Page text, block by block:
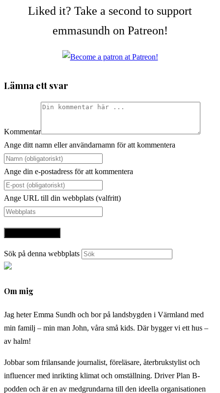
Liked it? Take a second to support
emmasundh on Patreon!
Lämna ett svar
Kommentar
Ange ditt namn eller användarnamn för att kommentera
Ange din e-postadress för att kommentera
Ange URL till din webbplats (valfritt)
Sök på denna webbplats
Om mig
Jag heter Emma Sundh och bor på landsbygden i Värmland med
min familj – min man John, våra små kids. Där bygger vi ett hus –
av halm!
Jobbar som frilansande journalist, föreläsare, återbrukstylist och
influencer med inrikting klimat och omställning. Driver Plan B-
podden och är en av medgrundarna till den ideella organisationen